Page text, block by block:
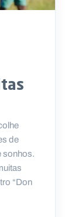
de
sonhos.
“Don